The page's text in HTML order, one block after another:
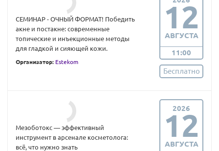
СЕМИНАР - ОЧНЫЙ ФОРМАТ! Победить
акне и постакне: современные
топические и инъекционные методы
для гладкой и сияющей кожи.
Организатор: Estekom
12
АВГУСТА
11:00
Бесплатно
Мезоботокс — эффективный
инструмент в арсенале косметолога:
всё, что нужно знать
2026
12
АВГУСТА